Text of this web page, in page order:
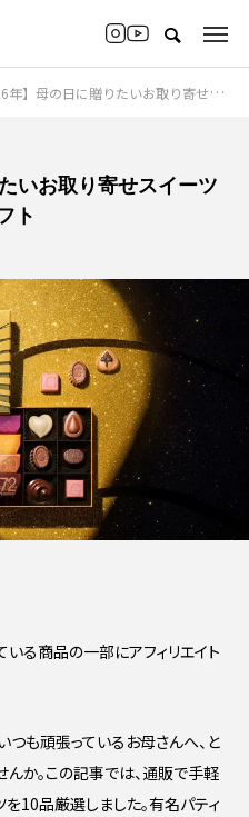
母の日に贈りたいお取り寄せスイーツ10選｜通販で届く人気ギフト
いお取り寄せスイーツ
ト
る商品の一部にアフィリエイト
つも頑張っているお母さんへ、と
んか。この記事では、通販で手軽
10品厳選しました。有名パティ